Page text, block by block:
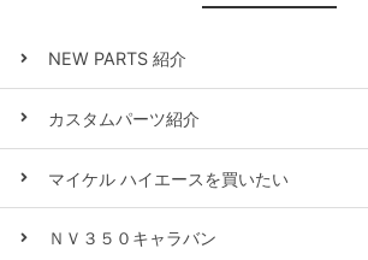
NEW PARTS 紹介
カスタムパーツ紹介
マイケル ハイエースを買いたい
ＮＶ３５０キャラバン